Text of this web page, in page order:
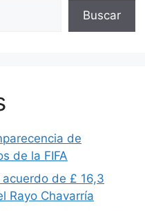
Buscar
de
de la FIFA
de £ 16,3
Rayo Chavarría